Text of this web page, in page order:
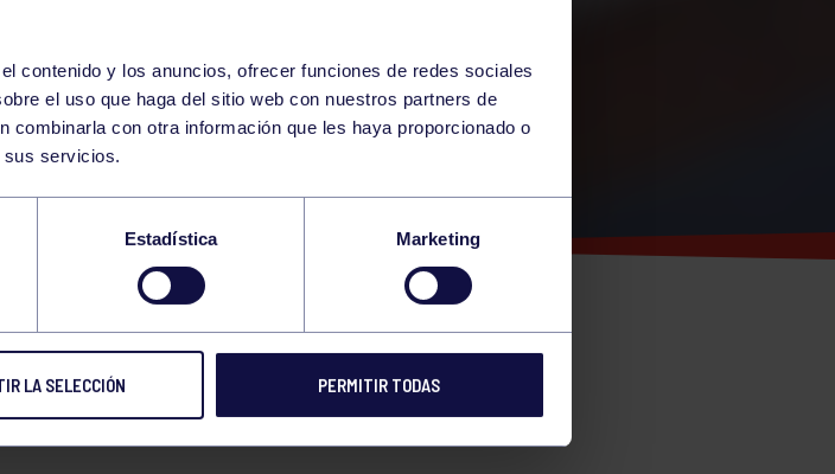
contenido y los anuncios, ofrecer funciones de redes sociales
el uso que haga del sitio web con nuestros partners de
con otra información que les haya proporcionado o
sus servicios.
Estadística Marketing
LA SELECCIÓN PERMITIR TODAS
LA PISCINA
TRAS LAS
Y